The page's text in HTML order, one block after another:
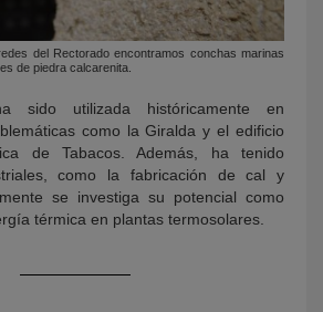
del Rectorado encontramos conchas marinas
de piedra calcarenita.
sido utilizada históricamente en
como la Giralda y el edificio
de Tabacos. Además, ha tenido
como la fabricación de cal y
se investiga su potencial como
térmica en plantas termosolares.